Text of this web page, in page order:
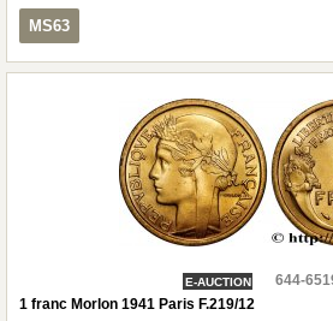
MS63
E-AUCTION
644-
1 franc Morlon 1941 Paris F.219/12